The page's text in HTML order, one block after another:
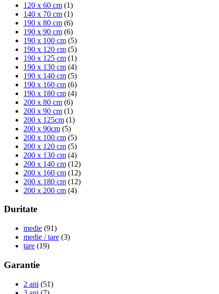
120 x 60 cm (1)
140 x 70 cm (1)
190 x 80 cm (6)
190 x 90 cm (6)
190 x 100 cm (5)
190 x 120 cm (5)
190 x 125 cm (1)
190 x 130 cm (4)
190 x 140 cm (5)
190 x 160 cm (6)
190 x 180 cm (4)
200 x 80 cm (6)
200 x 90 cm (1)
200 x 125cm (1)
200 x 90cm (5)
200 x 100 cm (5)
200 x 120 cm (5)
200 x 130 cm (4)
200 x 140 cm (12)
200 x 160 cm (12)
200 x 180 cm (12)
200 x 200 cm (4)
Duritate
medie (91)
medie / tare (3)
tare (19)
Garantie
2 ani (51)